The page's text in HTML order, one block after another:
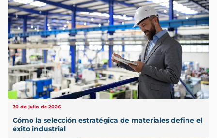
30 de julio de 2026
Cómo la selección estratégica de materiales define el
éxito industrial